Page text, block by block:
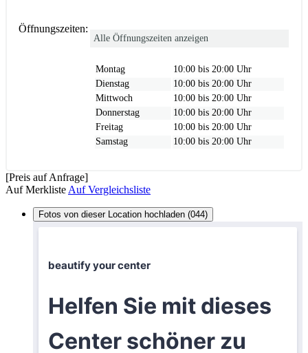
Öffnungszeiten:
Alle Öffnungszeiten anzeigen
Montag
10:00 bis 20:00 Uhr
Dienstag
10:00 bis 20:00 Uhr
Mittwoch
10:00 bis 20:00 Uhr
Donnerstag
10:00 bis 20:00 Uhr
Freitag
10:00 bis 20:00 Uhr
Samstag
10:00 bis 20:00 Uhr
[Preis auf Anfrage]
Auf Merkliste Auf Vergleichsliste
Fotos von dieser Location hochladen (044)